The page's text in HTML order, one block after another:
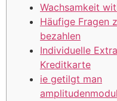
Wachsamkeit
Häufige Fragen
bezahlen
Individuelle
Kreditkarte
ie getilgt man